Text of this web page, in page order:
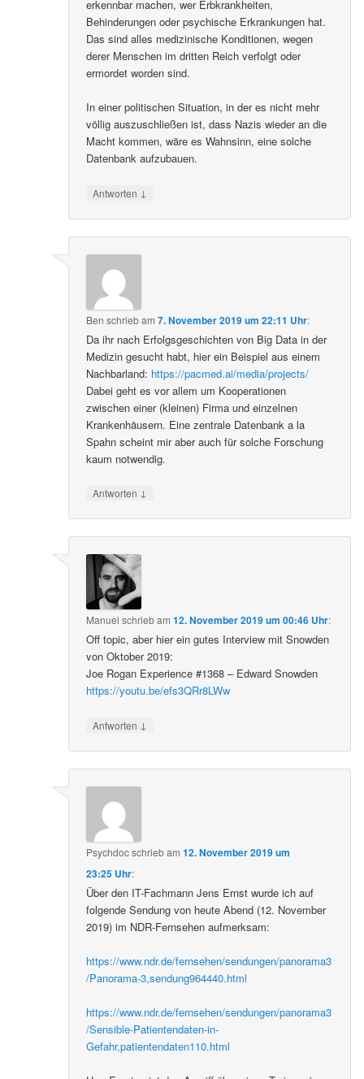
erkennbar machen, wer Erbkrankheiten,
Behinderungen oder psychische Erkrankungen hat.
Das sind alles medizinische Konditionen, wegen
derer Menschen im dritten Reich verfolgt oder
ermordet worden sind.
In einer politischen Situation, in der es nicht mehr
völlig auszuschließen ist, dass Nazis wieder an die
Macht kommen, wäre es Wahnsinn, eine solche
Datenbank aufzubauen.
Antworten ↓
Ben schriebam7. November 2019 um 22:11 Uhr:
Da ihr nach Erfolgsgeschichten von Big Data in der
Medizin gesucht habt, hier ein Beispiel aus einem
Nachbarland: https://pacmed.ai/media/projects/
Dabei geht es vor allem um Kooperationen
zwischen einer (kleinen) Firma und einzelnen
Krankenhäusern. Eine zentrale Datenbank a la
Spahn scheint mir aber auch für solche Forschung
kaum notwendig.
Antworten ↓
Manuel schriebam12. November 2019 um 00:46 Uhr:
Off topic, aber hier ein gutes Interview mit Snowden
von Oktober 2019:
Joe Rogan Experience #1368 – Edward Snowden
https://youtu.be/efs3QRr8LWw
Antworten ↓
Psychdocschriebam12. November 2019 um
23:25 Uhr:
Über den IT-Fachmann Jens Ernst wurde ich auf
folgende Sendung von heute Abend (12. November
2019) im NDR-Fernsehen aufmerksam:
https://www.ndr.de/fernsehen/sendungen/panorama3
/Panorama-3,sendung964440.html
https://www.ndr.de/fernsehen/sendungen/panorama3
/Sensible-Patientendaten-in-
Gefahr,patientendaten110.html